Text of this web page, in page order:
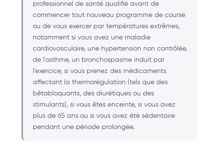
professionnel de santé qualifié avant de
commencer tout nouveau programme de course
ou de vous exercer par températures extrêmes,
notamment si vous avez une maladie
cardiovasculaire, une hypertension non contrôlée,
de l'asthme, un bronchospasme induit par
l'exercice, si vous prenez des médicaments
affectant la thermorégulation (tels que des
bêtabloquants, des diurétiques ou des
stimulants), si vous êtes enceinte, si vous avez
plus de 65 ans ou si vous avez été sédentaire
pendant une période prolongée.